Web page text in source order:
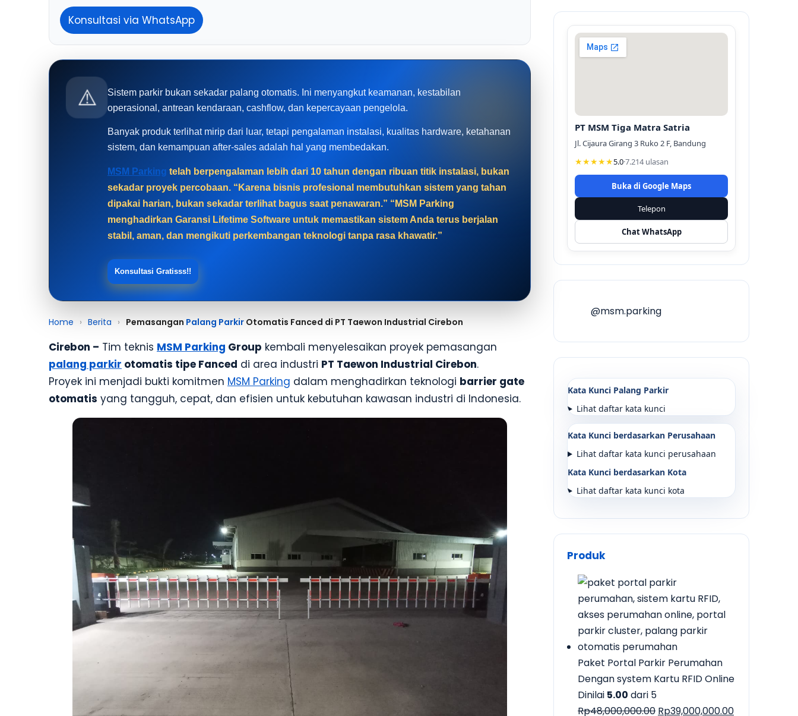
Konsultasi via WhatsApp
⚠️
Sistem parkir bukan sekadar palang otomatis. Ini menyangkut keamanan, kestabilan
operasional, antrean kendaraan, cashflow, dan kepercayaan pengelola.
Banyak produk terlihat mirip dari luar, tetapi pengalaman instalasi, kualitas hardware, ketahanan
sistem, dan kemampuan after-sales adalah hal yang membedakan.
MSM Parking telah berpengalaman lebih dari 10 tahun dengan ribuan titik instalasi, bukan
sekadar proyek percobaan. “Karena bisnis profesional membutuhkan sistem yang tahan
dipakai harian, bukan sekadar terlihat bagus saat penawaran.” “MSM Parking
menghadirkan Garansi Lifetime Software untuk memastikan sistem Anda terus berjalan
stabil, aman, dan mengikuti perkembangan teknologi tanpa rasa khawatir.”
Konsultasi Gratisss!!
Home › Berita › Pemasangan Palang Parkir Otomatis Fanced di PT Taewon Industrial Cirebon
Cirebon – Tim teknis MSM Parking Group kembali menyelesaikan proyek pemasangan
palang parkir otomatis tipe Fanced di area industri PT Taewon Industrial Cirebon.
Proyek ini menjadi bukti komitmen MSM Parking dalam menghadirkan teknologi barrier gate
otomatis yang tangguh, cepat, dan efisien untuk kebutuhan kawasan industri di Indonesia.
PT MSM Tiga Matra Satria
Jl. Cijaura Girang 3 Ruko 2 F, Bandung
★★★★★5.0·7.214 ulasan
Buka di Google Maps
Telepon
Chat WhatsApp
@msm.parking
Kata Kunci Palang Parkir
Lihat daftar kata kunci
Kata Kunci berdasarkan Perusahaan
Lihat daftar kata kunci perusahaan
Kata Kunci berdasarkan Kota
Lihat daftar kata kunci kota
Produk
Paket Portal Parkir Perumahan
Dengan system Kartu RFID Online
Dinilai 5.00 dari 5
Rp48,000,000.00 Harga
Rp39,000,000.00Harga